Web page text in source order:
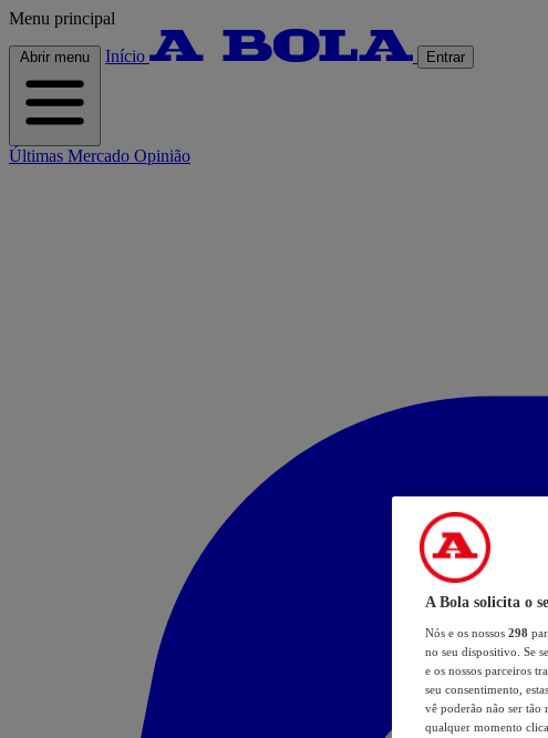
Menu principal
Abrir menu Início Entrar
Últimas Mercado Opinião
A Bola solicita o
Nós e os nossos 298
no seu dispositivo. Se
e os nossos parceiros
seu consentimento,
vê poderão não ser tão
qualquer momento